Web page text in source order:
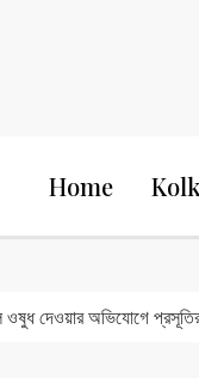
Home
দেওয়ার অভিযোগে প্রসূতির